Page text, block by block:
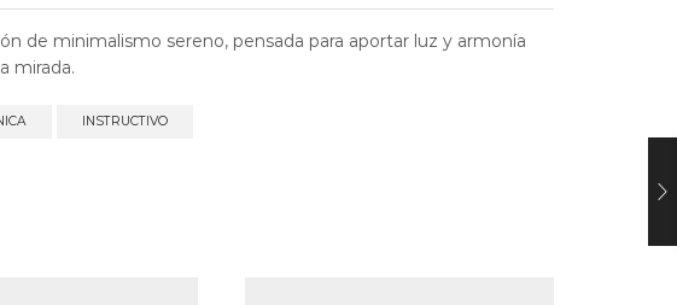
de minimalismo sereno, pensada para aportar luz y armonía
mirada.
INSTRUCTIVO